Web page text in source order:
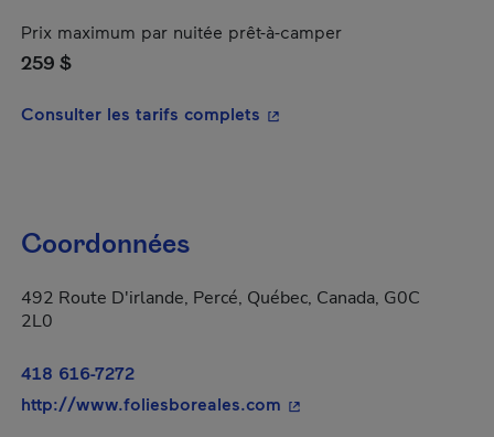
Prix maximum par nuitée prêt-à-camper
259 $
Consulter les tarifs complets - Cet hyperlien s'ouvrira
Coordonnées
492 Route D'irlande, Percé, Québec, Canada, G0C
2L0
418 616-7272
http://www.foliesboreales.com - Cet hyperlien s'ouvrira